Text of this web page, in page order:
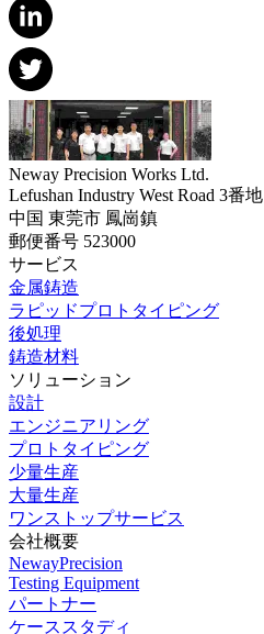
Neway Precision Works Ltd.
Lefushan Industry West Road 3番地
中国 東莞市 鳳崗鎮
郵便番号 523000
サービス
金属鋳造
ラピッドプロトタイピング
後処理
鋳造材料
ソリューション
設計
エンジニアリング
プロトタイピング
少量生産
大量生産
ワンストップサービス
会社概要
NewayPrecision
Testing Equipment
パートナー
ケーススタディ